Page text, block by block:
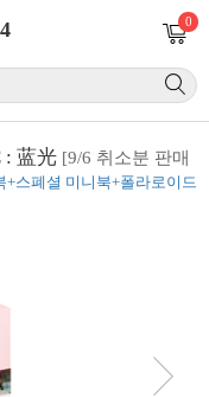
0
: 蓝光 [9/6 취소분 판매
스폐셜 미니북+폴라로이드